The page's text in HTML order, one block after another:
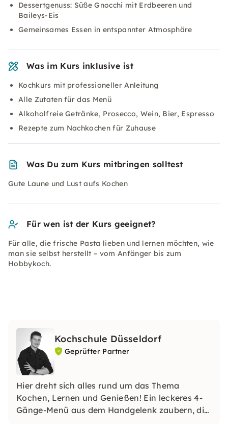
Dessertgenuss: Süße Gnocchi mit Erdbeeren und
Baileys-Eis
Gemeinsames Essen in entspannter Atmosphäre
Was im Kurs inklusive ist
Kochkurs mit professioneller Anleitung
Alle Zutaten für das Menü
Alkoholfreie Getränke, Prosecco, Wein, Bier, Espresso
Rezepte zum Nachkochen für Zuhause
Was Du zum Kurs mitbringen solltest
Gute Laune und Lust aufs Kochen
Für wen ist der Kurs geeignet?
Für alle, die frische Pasta lieben und lernen möchten, wie
man sie selbst herstellt – vom Anfänger bis zum
Hobbykoch.
Kochschule Düsseldorf
Geprüfter Partner
Hier dreht sich alles rund um das Thema
Kochen, Lernen und Genießen! Ein leckeres 4-
Gänge-Menü aus dem Handgelenk zaubern, die